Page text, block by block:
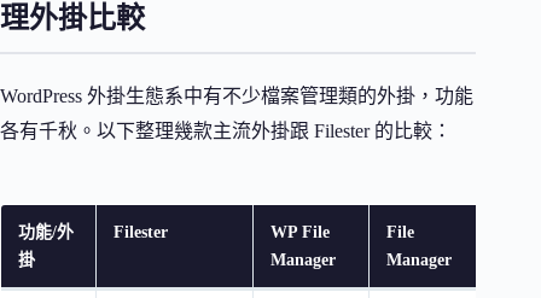
理外掛比較
WordPress 外掛生態系中有不少檔案管理類的外掛，功能
各有千秋。以下整理幾款主流外掛跟 Filester 的比較：
功能/外
掛
Filester
WP File
Manager
File
Manager